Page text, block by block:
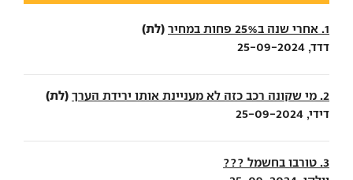
1. אחרי שנה ב25% פחות במחיר (לת)
דדד, 25-09-2024
2. מי שקונה רכב כזה לא מעניינת אותו ירידת הערך (לת)
דידי, 25-09-2024
3. טורבו בחשמל ???